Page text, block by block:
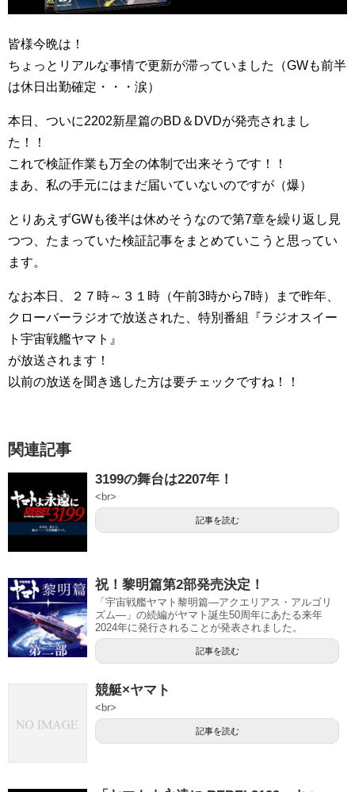
皆様今晩は！
ちょっとリアルな事情で更新が滞っていました（GWも前半
は休日出勤確定・・・涙）
本日、ついに2202新星篇のBD＆DVDが発売されまし
た！！
これで検証作業も万全の体制で出来そうです！！
まあ、私の手元にはまだ届いていないのですが（爆）
とりあえずGWも後半は休めそうなので第7章を繰り返し見
つつ、たまっていた検証記事をまとめていこうと思ってい
ます。
なお本日、２７時～３１時（午前3時から7時）まで昨年、
クローバーラジオで放送された、特別番組『ラジオスイー
ト宇宙戦艦ヤマト』
が放送されます！
以前の放送を聞き逃した方は要チェックですね！！
関連記事
3199の舞台は2207年！
<br>
記事を読む
祝！黎明篇第2部発売決定！
「宇宙戦艦ヤマト黎明篇―アクエリアス・アルゴリ
ズム―」の続編がヤマト誕生50周年にあたる来年
2024年に発行されることが発表されました。
記事を読む
競艇×ヤマト
<br>
記事を読む